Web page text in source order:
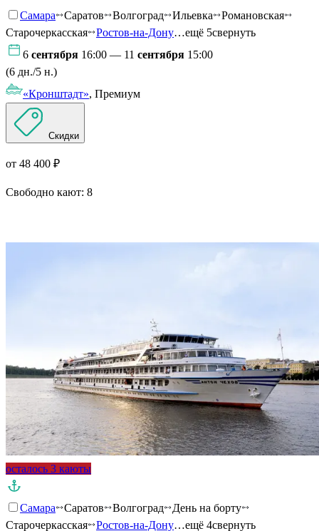
Самара Саратов Волгоград Ильевка
Романовская
Старочеркасская
Ростов-на-Дону…ещё 5свернуть
6 сентября 16:00 — 11 сентября 15:00
(6 дн./5 н.)
«Кронштадт», Премиум
Скидки
от 48 400 ₽
Свободно кают: 8
осталось 3 каюты
Самара Саратов Волгоград
День на борту
Старочеркасская
Ростов-на-Дону…ещё 4свернуть